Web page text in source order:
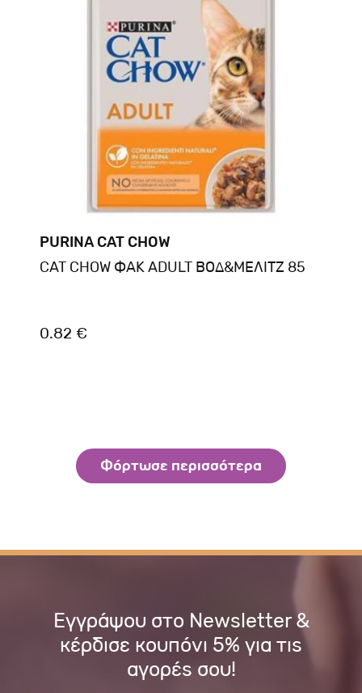
PURINA CAT CHOW
CAT CHOW ΦΑΚ ADULT ΒΟΔ&ΜΕΛΙΤΖ 85
0.82 €
Φόρτωσε περισσότερα
Εγγράψου στο Newsletter &
κέρδισε κουπόνι 5% για τις
αγορές σου!